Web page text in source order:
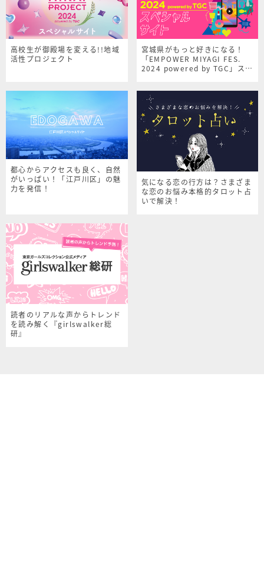
高校生が御殿場を変える!!地域
活性プロジェクト
宮城県がもっと好きになる！
「EMPOWER MIYAGI FES.
2024 powered by TGC」スペ
都心からアクセスも良く、自然
がいっぱい！「江戸川区」の魅
力を発信！
気になる恋の行方は？さまざま
な恋のお悩み本格的タロット占
いで解決！
読者のリアルな声からトレンド
を読み解く『girlswalker総
研』